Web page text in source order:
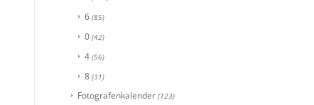
6 (85)
0 (42)
4 (56)
8 (31)
Fotografenkalender (123)